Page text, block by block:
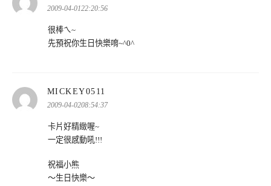
示:
2009-04-0122:20:56
很棒ㄟ~
先預祝你生日快樂唷~^0^
MICKEY0511
示:
2009-04-0208:54:37
卡片好精緻喔~
一定很感動吼!!!
祝福小熊
～生日快樂～